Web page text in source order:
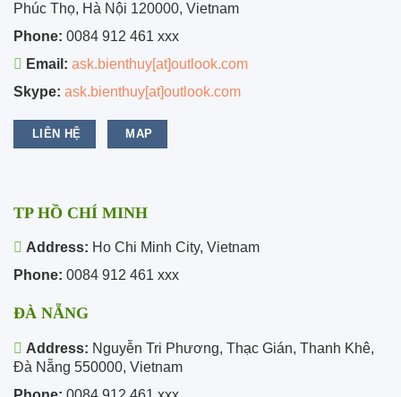
Phúc Thọ, Hà Nội 120000, Vietnam
Phone: 0084 912 461 xxx
Email: ask.bienthuy[at]outlook.com
Skype: ask.bienthuy[at]outlook.com
LIÊN HỆ MAP
TP HỒ CHÍ MINH
Address: Ho Chi Minh City, Vietnam
Phone: 0084 912 461 xxx
ĐÀ NẴNG
Address: Nguyễn Tri Phương, Thạc Gián, Thanh Khê,
Đà Nẵng 550000, Vietnam